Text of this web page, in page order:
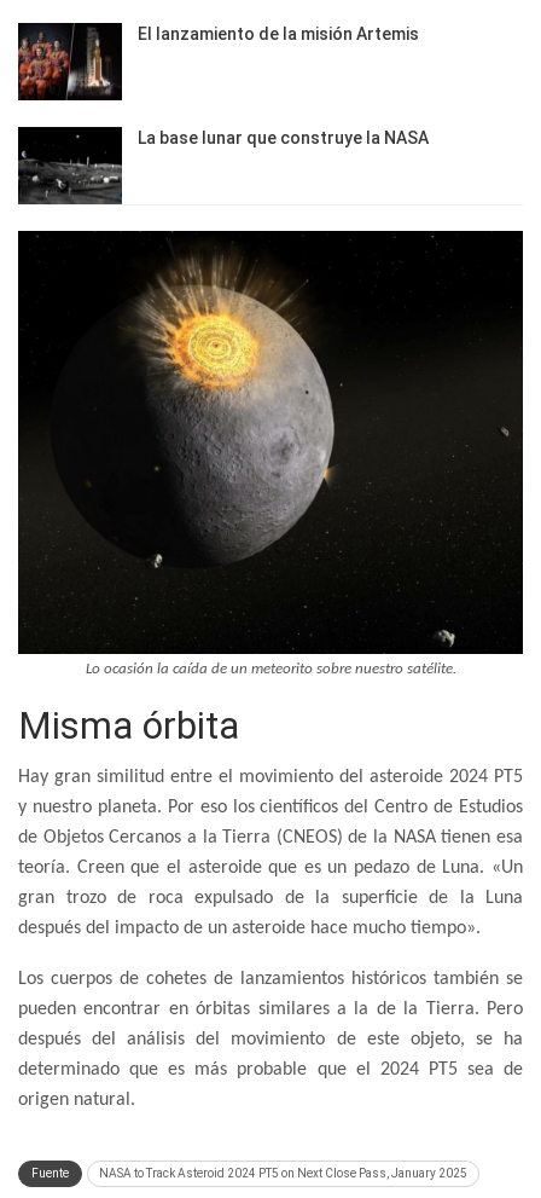
El lanzamiento de la misión Artemis
La base lunar que construye la NASA
Lo ocasión la caída de un meteorito sobre nuestro satélite.
Misma órbita
Hay gran similitud entre el movimiento del asteroide 2024 PT5
y nuestro planeta. Por eso los científicos del Centro de Estudios
de Objetos Cercanos a la Tierra (CNEOS) de la NASA tienen esa
teoría. Creen que el asteroide que es un pedazo de Luna. «Un
gran trozo de roca expulsado de la superficie de la Luna
después del impacto de un asteroide hace mucho tiempo».
Los cuerpos de cohetes de lanzamientos históricos también se
pueden encontrar en órbitas similares a la de la Tierra. Pero
después del análisis del movimiento de este objeto, se ha
determinado que es más probable que el 2024 PT5 sea de
origen natural.
Fuente NASA to Track Asteroid 2024 PT5 on Next Close Pass, January 2025